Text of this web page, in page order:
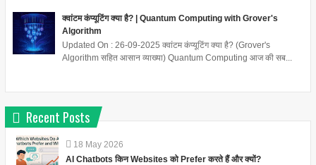
क्वांटम कंप्यूटिंग क्या है? | Quantum Computing with Grover's
Algorithm
Updated On : 26-09-2025 क्वांटम कंप्यूटिंग क्या है? (Grover's
Algorithm सहित आसान व्याख्या) Quantum Computing आज की सब...
Recent Posts
18 May 2026
AI Chatbots किन Websites को Prefer करते हैं और क्यों?